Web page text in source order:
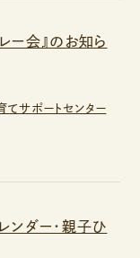
会』のお知ら
てサポートセンター
ンダー・親子ひ